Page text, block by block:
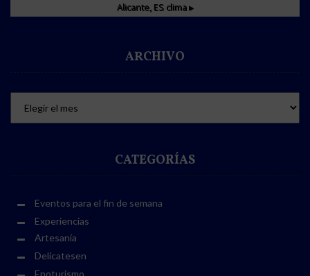
Alicante, ESclima ▸
ARCHIVO
CATEGORÍAS
Eventos para el fin de semana
Experiencias
Artesanía
Delicatesen